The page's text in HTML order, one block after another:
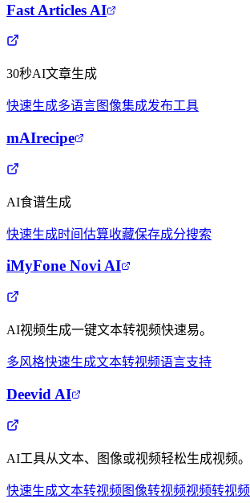
Fast Articles AI
30秒AI文章生成
快速生成多语言图像集成发布工具
mAIrecipe
AI食谱生成
快速生成时间估算收藏保存成分搜索
iMyFone Novi AI
AI视频生成一键文本转视频快速易。
多风格快速生成文本转视频语言支持
Deevid AI
AI工具从文本、图像或视频轻松生成视频。
快速生成文本转视频 图像转视频视频转视频